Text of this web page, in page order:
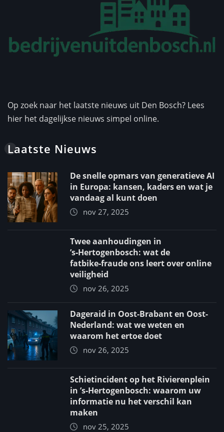
Op zoek naar het laatste nieuws uit Den Bosch? Lees
hier het dagelijkse nieuws simpel online.
Laatste Nieuws
De snelle opmars van generatieve AI
in Europa: kansen, kaders en wat je
vandaag al kunt doen
nov 27, 2025
Twee aanhoudingen in
’s‑Hertogenbosch: wat de
fatbike‑fraude ons leert over online
veiligheid
nov 26, 2025
Dageraid in Oost-Brabant en Oost-
Nederland: wat we weten en
waarom het ertoe doet
nov 26, 2025
Schietincident op het Rivierenplein
in ’s‑Hertogenbosch: waarom uw
informatie nu het verschil kan
maken
nov 25, 2025